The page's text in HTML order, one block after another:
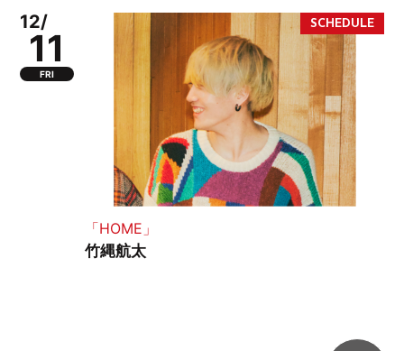
12/
11
FRI
「HOME」
竹縄航太